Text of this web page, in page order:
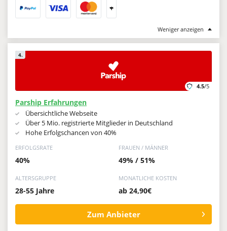
+
Weniger anzeigen
4.
4.5/5
Parship Erfahrungen
Übersichtliche Webseite
Über 5 Mio. registrierte Mitglieder in Deutschland
Hohe Erfolgschancen von 40%
ERFOLGSRATE
40%
FRAUEN / MÄNNER
49% / 51%
ALTERSGRUPPE
28-55 Jahre
MONATLICHE KOSTEN
ab 24,90€
Zum Anbieter